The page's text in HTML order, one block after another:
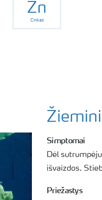
Zn
Cinkas
Simptomai
Dėl
išvaizdos.
Priežastys